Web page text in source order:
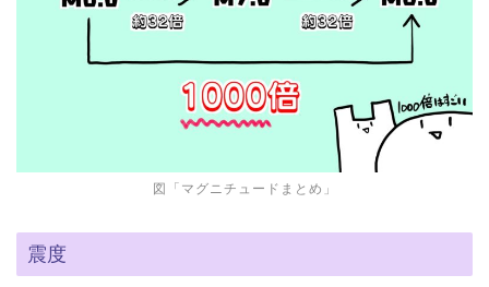
図「マグニチュードまとめ」
震度